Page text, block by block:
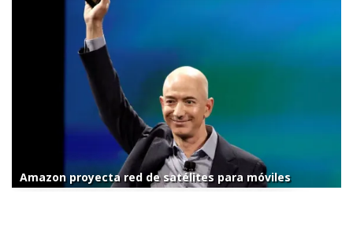
Amazon proyecta red de satélites para móviles